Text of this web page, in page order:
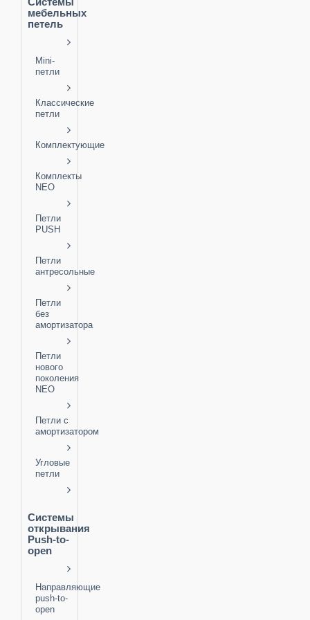
мебельных
петель
Mini-
петли
Классические
петли
Комплектующие
Комплекты
NEO
Петли
PUSH
Петли
антресольные
Петли
без
амортизатора
Петли
нового
поколения
NEO
Петли с
амортизатором
Угловые
петли
Системы
открывания
Push-to-
open
Направляющие
push-to-
open